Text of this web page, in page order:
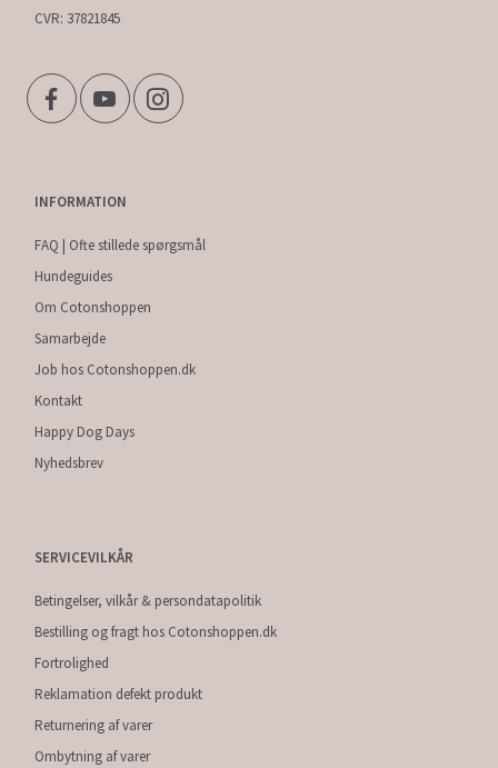
CVR: 37821845
INFORMATION
FAQ | Ofte stillede spørgsmål
Hundeguides
Om Cotonshoppen
Samarbejde
Job hos Cotonshoppen.dk
Kontakt
Happy Dog Days
Nyhedsbrev
SERVICEVILKÅR
Betingelser, vilkår & persondatapolitik
Bestilling og fragt hos Cotonshoppen.dk
Fortrolighed
Reklamation defekt produkt
Returnering af varer
Ombytning af varer